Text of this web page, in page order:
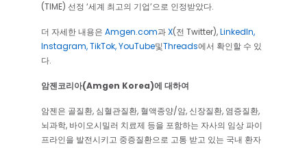
(TIME) 선정 ‘세계 최고의 기업’으로 인정받았다.
더 자세한 내용은 Amgen.com과X(전 Twitter),LinkedIn,
Instagram,TikTok,YouTube및Threads에서 확인할 수 있
다.
암젠코리아(Amgen Korea)에 대하여
암젠은 골질환, 심혈관질환, 혈액종양/암, 신장질환, 염증질환,
뇌과학, 바이오시밀러 치료제 등을 포함하는 자사의 임상 파이
프라인을 발전시키고 중증질환으로 고통 받고 있는 국내 환자